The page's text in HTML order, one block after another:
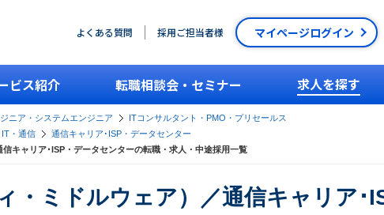
よくある質問 採用ご担当者様 マイページログイン
ビス紹介 転職相談会・セミナー 求人を探す
ニア・システムエンジニア
ITコンサルタント・PMO・プリセールス
IT・通信
通信キャリア･ISP・データセンター
キャリア･ISP・データセンターの転職・求人・中途採用一覧
・ミドルウェア）／通信キャリア･